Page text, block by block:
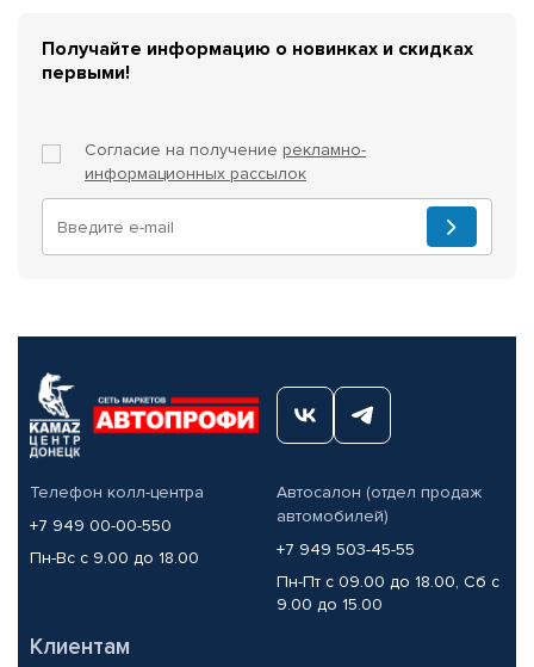
Получайте информацию о новинках и скидках
первыми!
Согласие на получение рекламно-
информационных рассылок
Телефон колл-центра
+7 949 00-00-550
Пн-Вс с 9.00 до 18.00
Автосалон (отдел продаж
автомобилей)
+7 949 503-45-55
Пн-Пт с 09.00 до 18.00, Сб с
9.00 до 15.00
Клиентам